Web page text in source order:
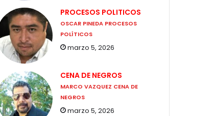
PROCESOS POLITICOS
OSCAR PINEDA PROCESOS
POLÍTICOS
marzo 5, 2026
CENA DE NEGROS
MARCO VAZQUEZ CENA DE
NEGROS
marzo 5, 2026